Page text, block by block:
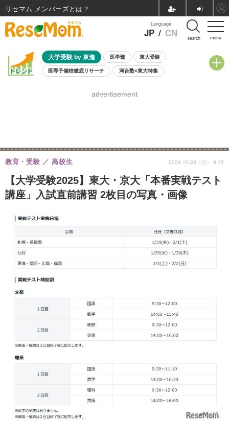
menu
Language
JP / CN search
大学受験 by 東進 医学部 東大受験
医専予備校徹底リサーチ 河合塾×東大特集
8月開催学校説明会・相談会
advertisement
【大学受験2025】東大・京大「本番実戦テスト
講座」入試直前講習 2枚目の写真・画像
教育・受験 高校生 2024.10.28（月） 9:15
リセマム メンバーズ